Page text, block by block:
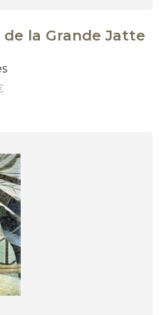
la Grande Jatte